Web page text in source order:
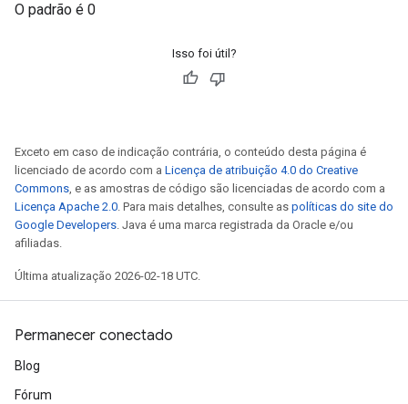
O padrão é 0
Isso foi útil?
Exceto em caso de indicação contrária, o conteúdo desta página é
licenciado de acordo com a Licença de atribuição 4.0 do Creative
Commons, e as amostras de código são licenciadas de acordo com a
Licença Apache 2.0. Para mais detalhes, consulte as políticas do site do
Google Developers. Java é uma marca registrada da Oracle e/ou
afiliadas.
Última atualização 2026-02-18 UTC.
Permanecer conectado
Blog
Fórum